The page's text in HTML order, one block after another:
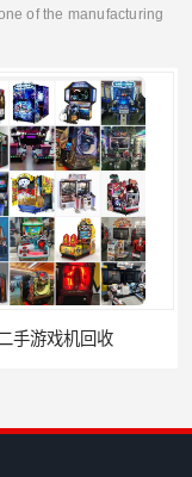
of the manufacturing
戏厅设备回收